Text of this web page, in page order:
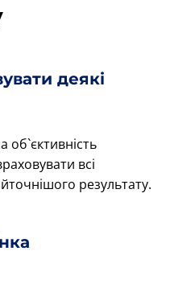
деякі
об`єктивність
всі
результату.